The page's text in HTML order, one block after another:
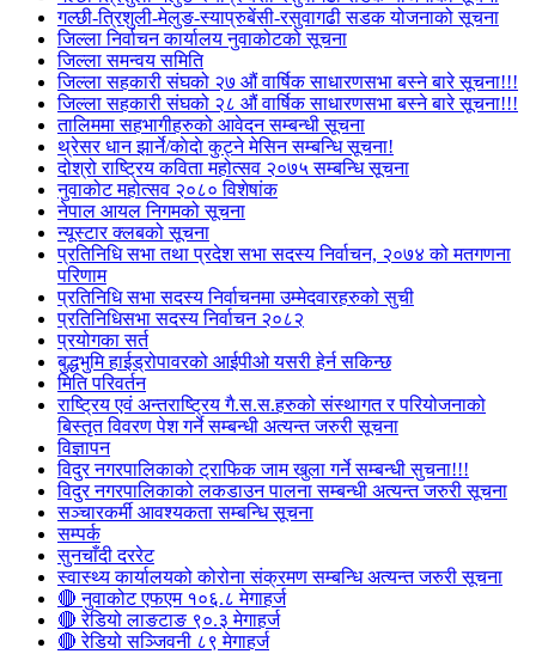
गल्छी-त्रिशुली-मेलुङ-स्याप्रुबेंसी-रसुवागढी सडक योजनाको सूचना
जिल्ला निर्वाचन कार्यालय नुवाकोटको सूचना
जिल्ला समन्वय समिति
जिल्ला सहकारी संघको २७ औं वार्षिक साधारणसभा बस्ने बारे सूचना!!!
जिल्ला सहकारी संघको २८ औं वार्षिक साधारणसभा बस्ने बारे सूचना!!!
तालिममा सहभागीहरुको आवेदन सम्बन्धी सूचना
थ्रेसर धान झार्ने/काेदाे कुट्ने मेसिन सम्बन्धि सूचना!
दोश्रो राष्ट्रिय कविता महोत्सव २०७५ सम्बन्धि सूचना
नुवाकोट महोत्सव २०८० विशेषांक
नेपाल आयल निगमको सूचना
न्यूस्टार क्लबको सूचना
प्रतिनिधि सभा तथा प्रदेश सभा सदस्य निर्वाचन, २०७४ को मतगणना
परिणाम
प्रतिनिधि सभा सदस्य निर्वाचनमा उम्मेदवारहरुको सुची
प्रतिनिधिसभा सदस्य निर्वाचन २०८२
प्रयोगका सर्त
बुद्धभुमि हाईड्रोपावरको आईपीओ यसरी हेर्न सकिन्छ
मिति परिवर्तन
राष्ट्रिय एवं अन्तराष्ट्रिय गै.स.स.हरुको संस्थागत र परियोजनाको
बिस्तृत विवरण पेश गर्ने सम्बन्धी अत्यन्त जरुरी सूचना
विज्ञापन
विदुर नगरपालिकाको ट्राफिक जाम खुला गर्ने सम्बन्धी सुचना!!!
विदुर नगरपालिकाको लकडाउन पालना सम्बन्धी अत्यन्त जरुरी सूचना
सञ्चारकर्मी आवश्यकता सम्बन्धि सूचना
सम्पर्क
सुनचाँदी दररेट
स्वास्थ्य कार्यालयको कोरोना संक्रमण सम्बन्धि अत्यन्त जरुरी सूचना
🔴 नुवाकोट एफएम १०६.८ मेगाहर्ज
🔴 रेडियो लाङटाङ ९०.३ मेगाहर्ज
🔴 रेडियो सञ्जिवनी ८९ मेगाहर्ज